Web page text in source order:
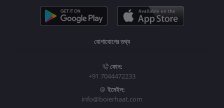
যোগাযোগের তথ্য
ফোন:
+91 7044472233
ইমেইল:
info@boierhaat.com